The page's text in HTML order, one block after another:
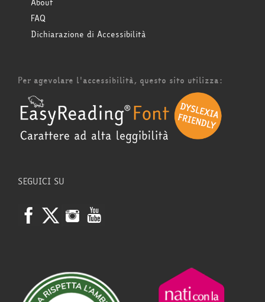
FAQ
Dichiarazione di Accessibilità
Per agevolare l'accessibilità, questo sito utilizza:
SEGUICI SU